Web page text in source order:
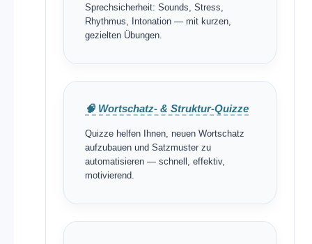
Sprechsicherheit: Sounds, Stress,
Rhythmus, Intonation — mit kurzen,
gezielten Übungen.
🧠 Wortschatz- & Struktur-Quizze
Quizze helfen Ihnen, neuen Wortschatz
aufzubauen und Satzmuster zu
automatisieren — schnell, effektiv,
motivierend.